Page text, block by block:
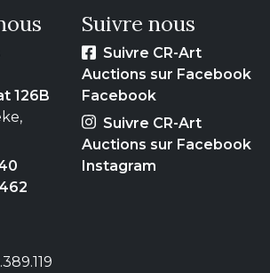
126B
Suivre nous
Suivre CR-Art
Auctions sur Facebook
Facebook
Suivre CR-Art
Auctions sur Facebook
Instagram